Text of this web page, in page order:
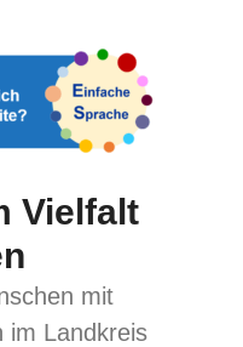
Vielfalt
mit
im Landkreis